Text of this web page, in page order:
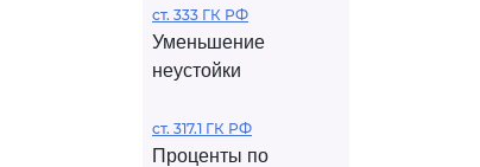
ст. 333 ГК РФ
Уменьшение
неустойки
ст. 317.1 ГК РФ
Проценты по